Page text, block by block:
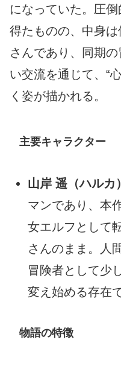
になっていた。圧
得たものの、中身
さんであり、同期
い交流を通じて、“
く姿が描かれる。
主要キャラクター
山岸 遥（ハルカ）
マンであり、本
女エルフとして
さんのまま。人
冒険者として少
変え始める存在
物語の特徴